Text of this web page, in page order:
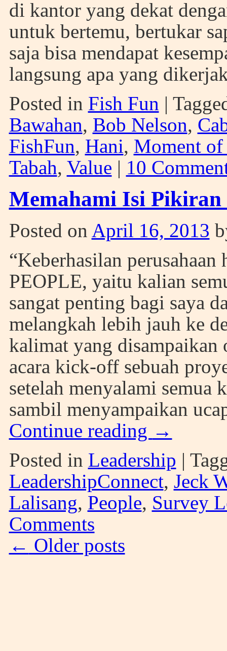
di kantor yang dekat
untuk bertemu, bertukar
saja bisa mendapat
langsung apa yang
Posted in Fish Fun |
Bawahan, Bob Nelson,
FishFun, Hani, Moment
Tabah, Value | 10
Memahami Isi Pikiran
Posted on April 16, 2013
“Keberhasilan
PEOPLE, yaitu kalian
sangat penting bagi saya
melangkah lebih jauh ke
kalimat yang disampaikan
acara kick-off sebuah
setelah menyalami semua
sambil menyampaikan
Continue reading →
Posted in Leadership |
LeadershipConnect, Jeck
Lalisang, People, Survey
Comments
← Older posts